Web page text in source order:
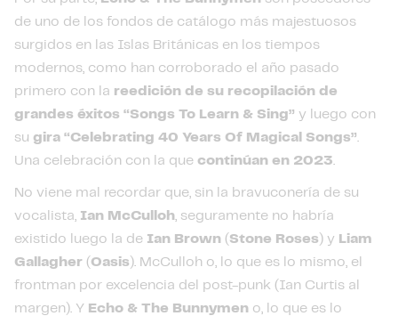
de uno de los fondos de catálogo más majestuosos
surgidos en las Islas Británicas en los tiempos
modernos, como han corroborado el año pasado
primero con la reedición de su recopilación de
grandes éxitos “Songs To Learn & Sing” y luego con
su gira “Celebrating 40 Years Of Magical Songs”.
Una celebración con la que continúan en 2023.
No viene mal recordar que, sin la bravuconería de su
vocalista, Ian McCulloh, seguramente no habría
existido luego la de Ian Brown ( Stone Roses ) y Liam
Gallagher ( Oasis ). McCulloh o, lo que es lo mismo, el
frontman por excelencia del post-punk (Ian Curtis al
margen). Y Echo & The Bunnymen o, lo que es lo